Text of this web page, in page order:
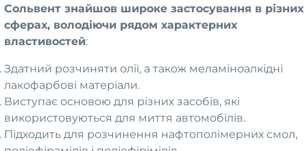
Сольвент знайшов широке застосування в різних
сферах, володіючи рядом характерних
властивостей:
Здатний розчиняти олії, а також меламіноалкідні
лакофарбові матеріали.
Виступає основою для різних засобів, які
використовуються для миття автомобілів.
Підходить для розчинення нафтополімерних смол,